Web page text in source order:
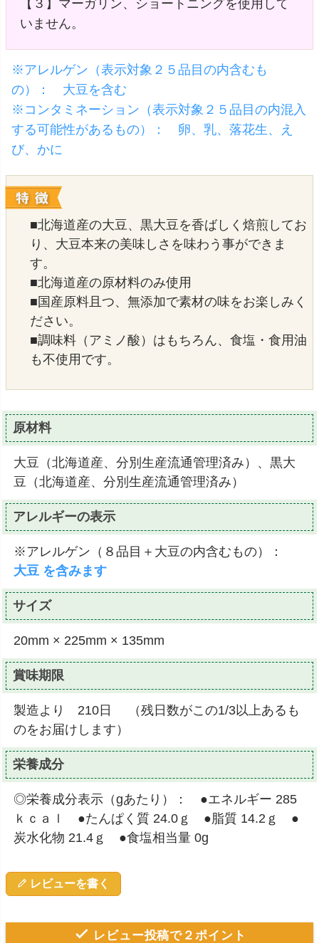
【３】マーガリン、ショートニングを使用して
いません。
※アレルゲン（表示対象２５品目の内含むも
の）： 大豆を含む
※コンタミネーション（表示対象２５品目の内混入
する可能性があるもの）： 卵、乳、落花生、え
び、かに
■北海道産の大豆、黒大豆を香ばしく焙煎してお
り、大豆本来の美味しさを味わう事ができま
す。
■北海道産の原材料のみ使用
■国産原料且つ、無添加で素材の味をお楽しみく
ださい。
■調味料（アミノ酸）はもちろん、食塩・食用油
も不使用です。
原材料
大豆（北海道産、分別生産流通管理済み）、黒大
豆（北海道産、分別生産流通管理済み）
アレルギーの表示
※アレルゲン（８品目＋大豆の内含むもの）：
大豆 を含みます
サイズ
20mm × 225mm × 135mm
賞味期限
製造より 210日 （残日数がこの1/3以上あるも
のをお届けします）
栄養成分
◎栄養成分表示（gあたり）： ●エネルギー 285
ｋｃａｌ ●たんぱく質 24.0ｇ ●脂質 14.2ｇ ●
炭水化物 21.4ｇ ●食塩相当量 0g
レビューを書く
レビュー投稿で２ポイント